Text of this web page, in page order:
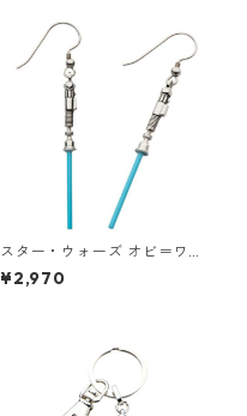
スター・ウォーズ オビ＝ワ
ン・ケノービ ライトセーバー
ダングル ピアス STAR WARS
¥2,970